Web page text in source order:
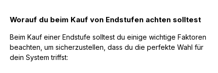
Worauf du beim Kauf von Endstufen achten solltest
Beim Kauf einer Endstufe solltest du einige wichtige Faktoren
beachten, um sicherzustellen, dass du die perfekte Wahl für
dein System triffst: